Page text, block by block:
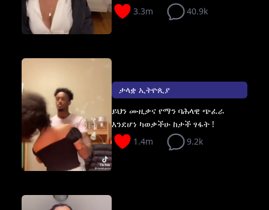
3.3m
40.9k
ታላቋ ኢትዮጲያ
ይህን ሙዚቃና የማን ባሕላዊ ጭፈራ
እንደሆነ ካወቃችሁ ከታች ፃፋት !
1.4m
9.2k